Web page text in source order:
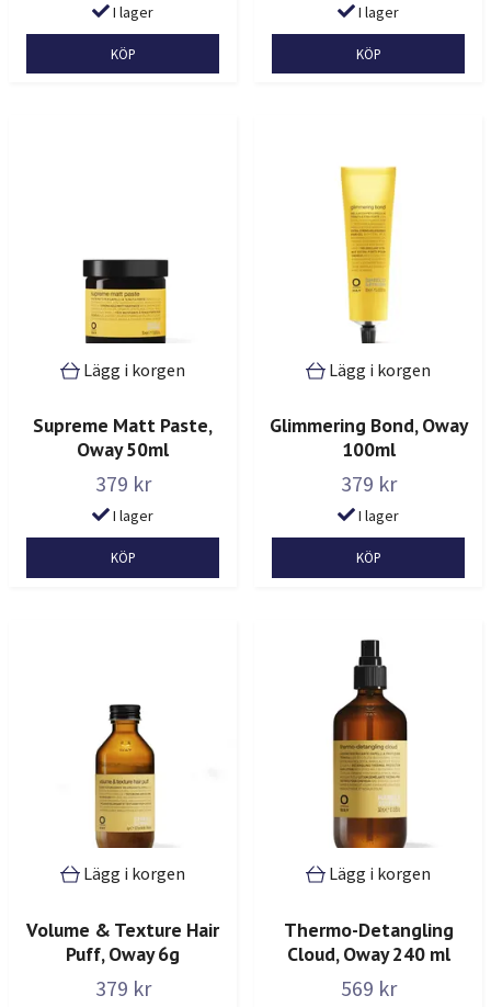
I lager I lager
Lägg i korgen
Supreme Matt Paste,
Oway 50ml
379 kr
I lager
Lägg i korgen
Glimmering Bond, Oway
100ml
379 kr
I lager
Lägg i korgen
Volume & Texture Hair
Puff, Oway 6g
379 kr
Lägg i korgen
Thermo-Detangling
Cloud, Oway 240 ml
569 kr